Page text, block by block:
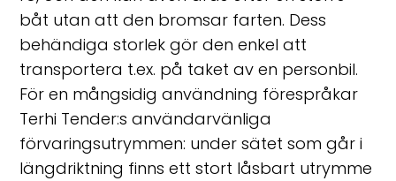
båt utan att den bromsar farten. Dess
behändiga storlek gör den enkel att
transportera t.ex. på taket av en personbil.
För en mångsidig användning förespråkar
Terhi Tender:s användarvänliga
förvaringsutrymmen: under sätet som går i
längdriktning finns ett stort låsbart utrymme